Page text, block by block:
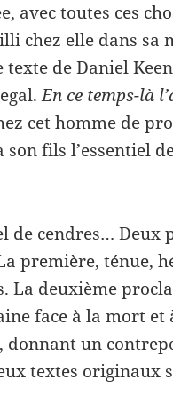
avec toutes ces
chez elle dans sa
texte de Daniel
En ce temps-là
cet homme de
fils l’essentiel
de cendres… Deux
première, ténue,
La deuxième
face à la mort et
donnant un
textes originaux